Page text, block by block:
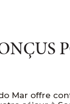
Mar offre